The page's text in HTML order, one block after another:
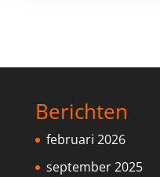
Berichten
februari 2026
september 2025